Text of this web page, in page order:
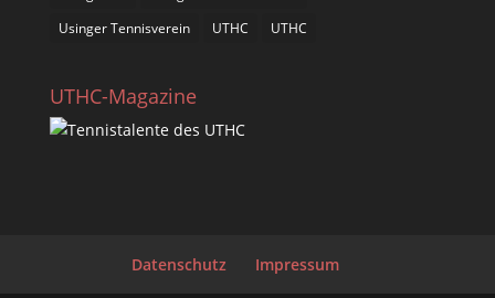
Usinger Tennisverein
UTHC UTHC
UTHC-Magazine
Datenschutz Impressum